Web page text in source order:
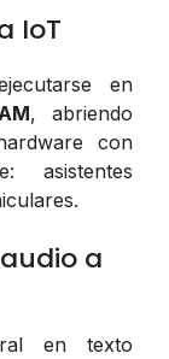
IoT
en
, abriendo
con
asistentes
a
en texto